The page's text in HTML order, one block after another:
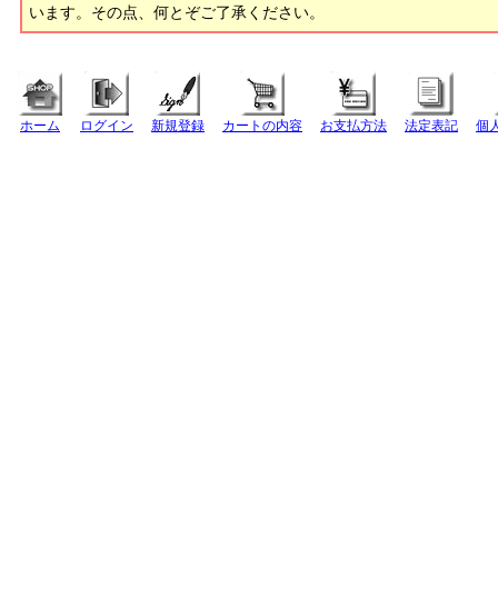
います。その点、何とぞご了承ください。
ホーム ログイン 新規登録 カートの内容 お支払方法 法定表記 個